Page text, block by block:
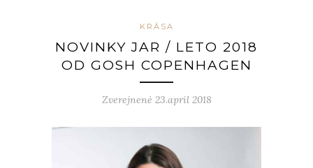
KRÁSA
NOVINKY JAR / LETO 2018
OD GOSH COPENHAGEN
Zverejnené 23.apríl 2018